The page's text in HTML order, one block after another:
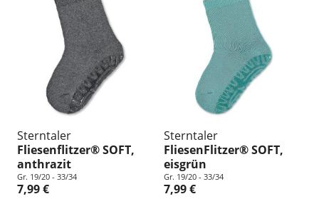
Sterntaler
Fliesenflitzer® SOFT,
anthrazit
Gr. 19/20 - 33/34
7,99 €
Sterntaler
FliesenFlitzer® SOFT,
eisgrün
Gr. 19/20 - 33/34
7,99 €